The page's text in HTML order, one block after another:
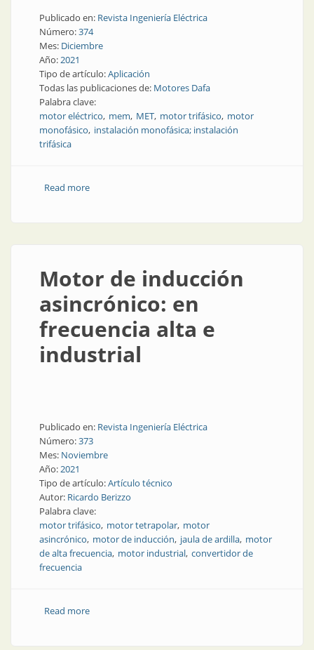
Publicado en: Revista Ingeniería Eléctrica
Número:374
Mes: Diciembre
Año:2021
Tipo de artículo:Aplicación
Todas las publicaciones de: Motores Dafa
Palabra clave:
motor eléctrico mem MET motor trifásico motor
monofásico instalación monofásica; instalación
trifásica
Read moreabout Instalación monofásica o trifásica, ¿cuál
Motor de inducción
asincrónico: en
frecuencia alta e
industrial
Publicado en: Revista Ingeniería Eléctrica
Número:373
Mes: Noviembre
Año:2021
Tipo de artículo:Artículo técnico
Autor: Ricardo Berizzo
Palabra clave:
motor trifásico motor tetrapolar motor
asincrónico motor de inducción jaula de ardilla motor
de alta frecuencia motor industrial convertidor de
frecuencia
Read moreabout Motor de inducción asincrónico: en frecuencia